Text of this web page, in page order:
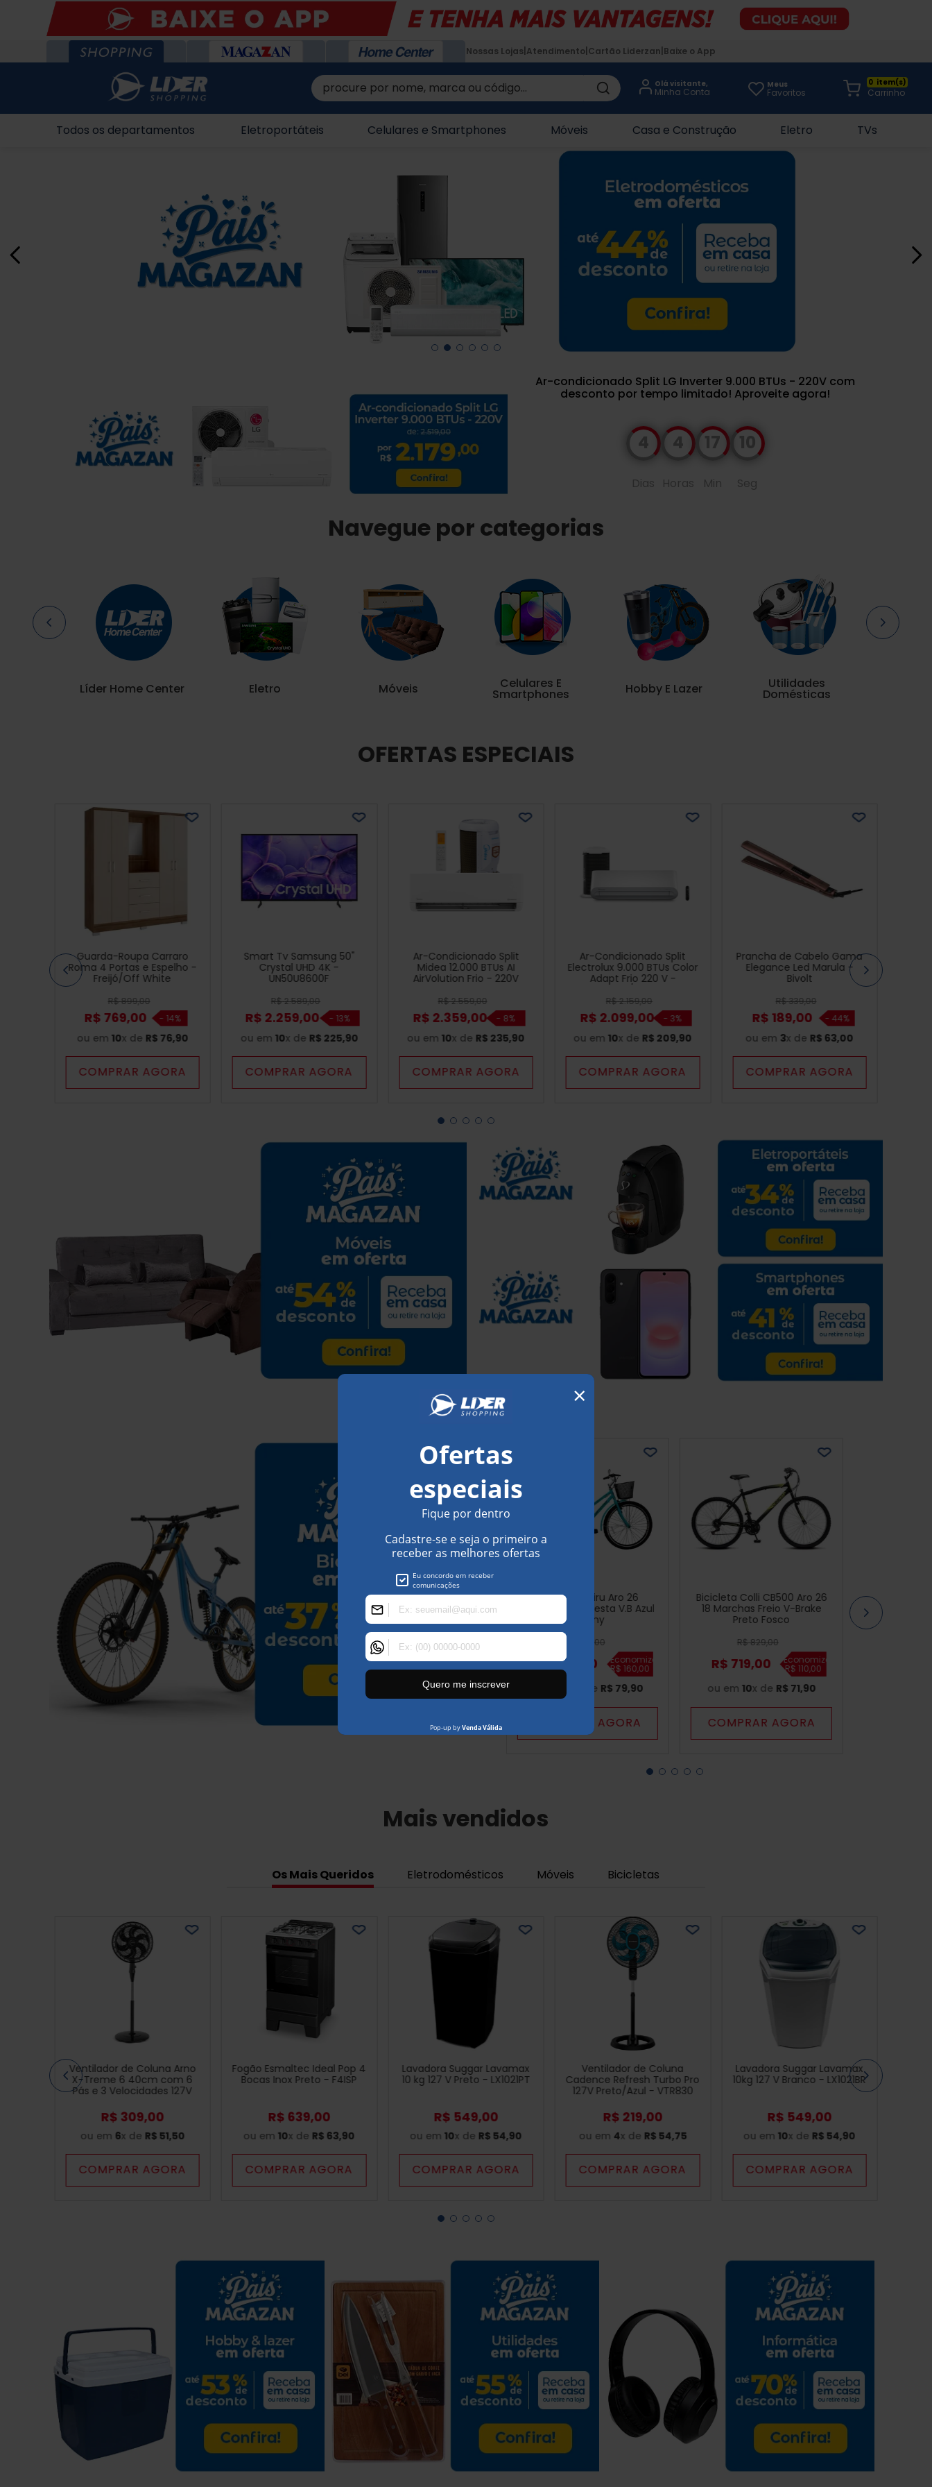
Nossas Lojas Atendimento Cartão Liderzan Baixe o App
procure por nome, marca ou código... Olá visitante, Meus
Favoritos
0
Todos os departamentos Eletroportáteis Celulares e Smartphones Móveis Casa e Construção Eletro TVs
Ar-condicionado Split LG Inverter 9.000 BTUs - 220V com
desconto por tempo limitado! Aproveite agora!
4
Dias
4
Horas
17
Min
09
Seg
Navegue por categorias
Líder Home Center Eletro Móveis Celulares E
Smartphones Hobby E Lazer Utilidades
Domésticas
OFERTAS ESPECIAIS
Guarda-Roupa Carraro
Roma 4 Portas e Espelho -
Freijó/Off White
R$899,00
R$ 769,00 - 14%
ou em 10x de R$ 76,90
COMPRAR AGORA
Smart Tv Samsung 50"
Crystal UHD 4K -
UN50U8600F
R$2.589,00
R$ 2.259,00 - 13%
ou em 10x de R$ 225,90
COMPRAR AGORA
Ar-Condicionado Split
Midea 12.000 BTUs AI
AirVolution Frio - 220V
R$2.559,00
R$ 2.359,00 - 8%
ou em 10x de R$ 235,90
COMPRAR AGORA
Ar-Condicionado Split
Electrolux 9.000 BTUs Color
Adapt Frio 220 V -
R$2.159,00
R$ 2.099,00 - 3%
ou em 10x de R$ 209,90
COMPRAR AGORA
Prancha de Cabelo Gama
Elegance Led Marula -
Bivolt
R$339,00
R$ 189,00 - 44%
ou em 3x de R$ 63,00
COMPRAR AGORA
Bicicleta Cairu Aro 26
Genova com Cesta V.B Azul
Tiffany
00
R$799 00 Economize
R$ 160,00
x de R$ 79,90
COMPRAR AGORA
Bicicleta Colli CB500 Aro 26
18 Marchas Freio V-Brake
Preto Fosco
R$829,00
R$ 719,00 Economize
R$ 110,00
ou em 10x de R$ 71,90
COMPRAR AGORA
Mais vendidos
Os Mais Queridos Eletrodomésticos Móveis Bicicletas
Ventilador de Coluna Arno
X-Treme 6 40cm com 6
Pás e 3 Velocidades 127V
R$ 309,00
ou em 6x de R$ 51,50
COMPRAR AGORA
Fogão Esmaltec Ideal Pop 4
Bocas Inox Preto - F4ISP
R$ 639,00
ou em 10x de R$ 63,90
COMPRAR AGORA
Lavadora Suggar Lavamax
10 kg 127 V Preto - LX1021PT
R$ 549,00
ou em 10x de R$ 54,90
COMPRAR AGORA
Ventilador de Coluna
Cadence Refresh Turbo Pro
127V Preto/Azul - VTR830
R$ 219,00
ou em 4x de R$ 54,75
COMPRAR AGORA
Lavadora Suggar Lavamax
10kg 127 V Branco - LX1021BR
R$ 549,00
ou em 10x de R$ 54,90
COMPRAR AGORA